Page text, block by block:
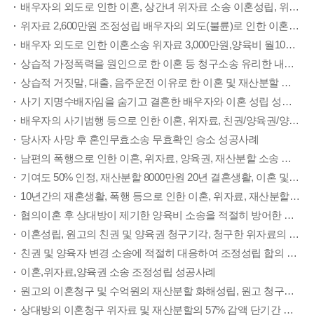
배우자의 외도로 인한 이혼, 상간녀 위자료 소송 이혼성립, 위자료 1500만원 승소
위자료 2,600만원 조정성립 배우자의 외도(불륜)로 인한 이혼소송
배우자 외도로 인한 이혼소송 위자료 3,000만원,양육비 월100만원 성공사례
상습적 가정폭력을 원인으로 한 이혼 등 청구소송 유리한 내용으로 조정성립 성공사례
상습적 거짓말, 대출, 음주운전 이유로 한 이혼 및 재산분할 청구소송 임의조정성립 성공사례
사기 지명수배자임을 숨기고 결혼한 배우자와 이혼 성립 성공사례
배우자의 사기범행 등으로 인한 이혼, 위자료, 친권/양육권/양육비 청구소송 이혼성립, 위자료 1000만원, 친권/양육권/양육비(월30만원) 인정
당사자 사망 후 혼인무효소송 무효확인 승소 성공사례
남편의 폭행으로 인한 이혼, 위자료, 양육권, 재산분할 소송 유리한 내용으로 조정성립 성공사례
기여도 50% 인정, 재산분할 8000만원 20년 결혼생활, 이혼 및 재산분할 조정신청 성공사례
10년간의 재혼생활, 폭행 등으로 인한 이혼, 위자료, 재산분할 소송 1심 승소, 상대방 항소 취하
협의이혼 후 상대방이 제기한 양육비 소송을 적절히 방어한 성공사례
이혼성립, 원고의 친권 및 양육권 청구기각, 청구한 위자료의 50%, 재산분할 30%만 인정 재산분할청구 방어 성공사례
친권 및 양육자 변경 소송에 적절히 대응하여 조정성립 합의 성공사례
이혼,위자료,양육권 소송 조정성립 성공사례
원고의 이혼청구 및 수억원의 재산분할 화해성립, 원고 청구금액 60% 감액 (항소심에서 원하는 결과를 받은 성공사례 )
상대방의 이혼청구 위자료 및 재산분할의 57% 감액 단기간 내에 조정성립 원하는 결과를 받은 성공사례